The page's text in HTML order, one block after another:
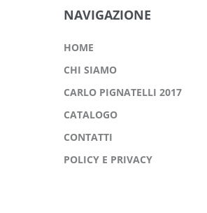
NAVIGAZIONE
HOME
CHI SIAMO
CARLO PIGNATELLI 2017
CATALOGO
CONTATTI
POLICY E PRIVACY